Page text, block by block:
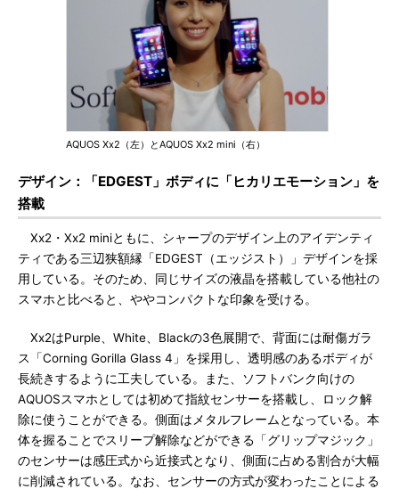
AQUOS Xx2（左）とAQUOS Xx2 mini（右）
デザイン：「EDGEST」ボディに「ヒカリエモーション」を
搭載
Xx2・Xx2 miniともに、シャープのデザイン上のアイデンティ
ティである三辺狭額縁「EDGEST（エッジスト）」デザインを採
用している。そのため、同じサイズの液晶を搭載している他社の
スマホと比べると、ややコンパクトな印象を受ける。
Xx2はPurple、White、Blackの3色展開で、背面には耐傷ガラ
ス「Corning Gorilla Glass 4」を採用し、透明感のあるボディが
長続きするように工夫している。また、ソフトバンク向けの
AQUOSスマホとしては初めて指紋センサーを搭載し、ロック解
除に使うことができる。側面はメタルフレームとなっている。本
体を握ることでスリープ解除などができる「グリップマジック」
のセンサーは感圧式から近接式となり、側面に占める割合が大幅
に削減されている。なお、センサーの方式が変わったことによる